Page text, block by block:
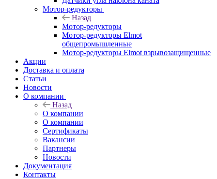
Мотор-редукторы
Назад
Мотор-редукторы
Мотор-редукторы Elmot
общепромышленные
Мотор-редукторы Elmot взрывозащищенные
Акции
Доставка и оплата
Статьи
Новости
О компании
Назад
О компании
О компании
Сертификаты
Вакансии
Партнеры
Новости
Документация
Контакты